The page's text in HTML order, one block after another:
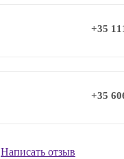
+35
+35
Написать отзыв